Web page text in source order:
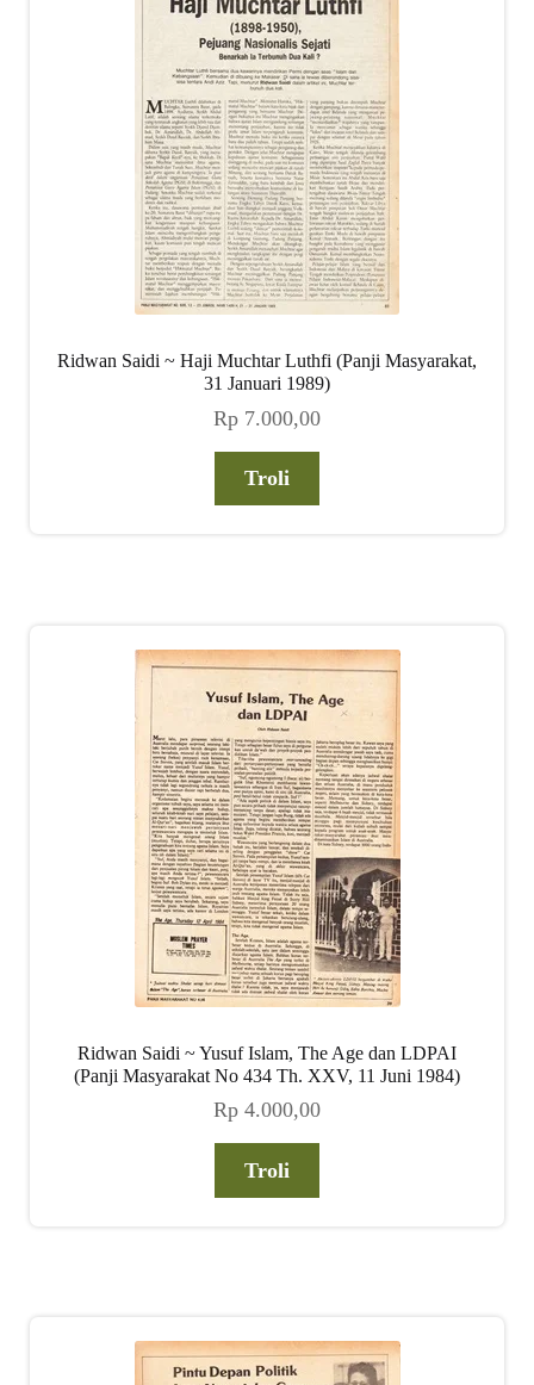
Ridwan Saidi ~ Haji Muchtar Luthfi (Panji Masyarakat,
31 Januari 1989)
Rp 7.000,00
Troli
Ridwan Saidi ~ Yusuf Islam, The Age dan LDPAI
(Panji Masyarakat No 434 Th. XXV, 11 Juni 1984)
Rp 4.000,00
Troli